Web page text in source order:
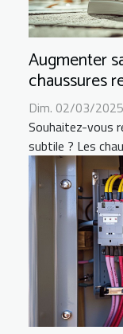
Augmenter
chaussures
Dim. 02/03/
Souhaitez-vous
subtile ? Les